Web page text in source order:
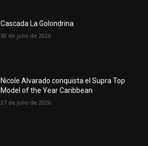
Cascada La Golondrina
30 de julio de 2026
Nicole Alvarado conquista el Supra Top
Model of the Year Caribbean
27 de julio de 2026